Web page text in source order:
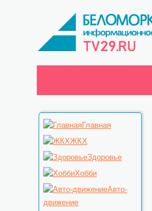
Главная
ЖКХ
Здоровье
Хобби
Авто-
движение